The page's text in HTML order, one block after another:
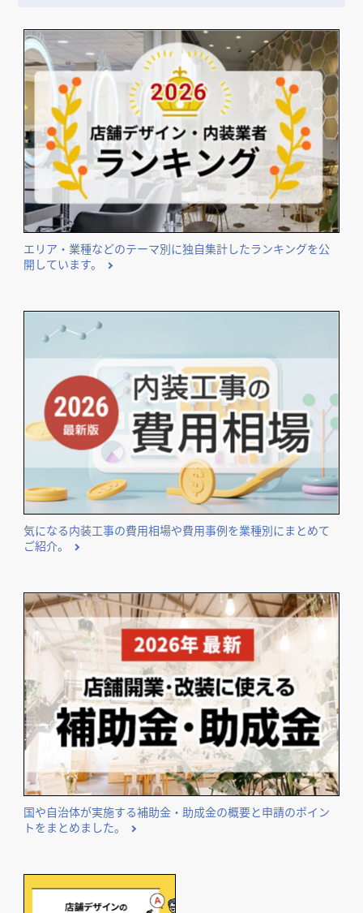
エリア・業種などのテーマ別に独自集計したランキングを公
開しています。
気になる内装工事の費用相場や費用事例を業種別にまとめて
ご紹介。
国や自治体が実施する補助金・助成金の概要と申請のポイン
トをまとめました。